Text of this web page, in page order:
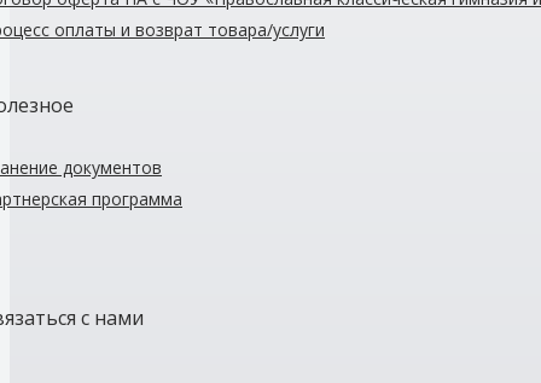
оплаты и возврат товара/услуги
документов
программа
с нами